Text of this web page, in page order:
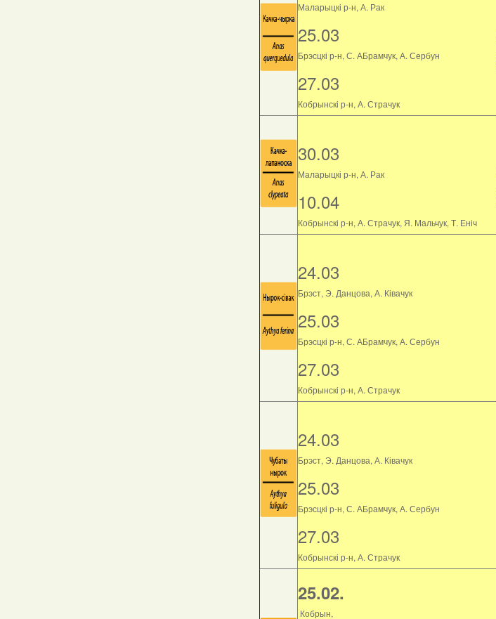
Маларыцкі р-н, А. Рак
25.03
Брэсцкі р-н, С. АБрамчук, А. Сербун
27.03
Кобрынскі р-н, А. Страчук
30.03
Маларыцкі р-н, А. Рак
10.04
Кобрынскі р-н, А. Страчук, Я. Мальчук, Т. Еніч
24.03
Брэст, Э. Данцова, А. Ківачук
25.03
Брэсцкі р-н, С. АБрамчук, А. Сербун
27.03
Кобрынскі р-н, А. Страчук
24.03
Брэст, Э. Данцова, А. Ківачук
25.03
Брэсцкі р-н, С. АБрамчук, А. Сербун
27.03
Кобрынскі р-н, А. Страчук
25.02.
Кобрын,